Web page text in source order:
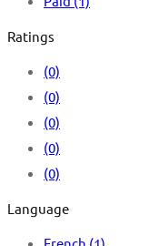
Ratings
(0)
(0)
(0)
(0)
(0)
Language